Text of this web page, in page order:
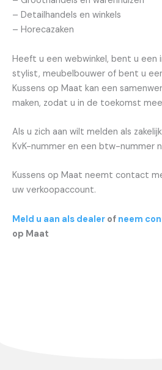
– Detailhandels en winkels
– Horecazaken
Heeft u een webwinkel, bent u een
stylist, meubelbouwer of bent u
Kussens op Maat kan een
maken, zodat u in de toekomst
Als u zich aan wilt melden als
KvK-nummer en een btw-nummer
Kussens op Maat neemt contact
uw verkoopaccount.
Meld u aan als dealer of neem
op Maat